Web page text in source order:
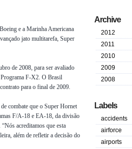
e a Marinha Americana
jato multitarefa, Super
de 2008, para ser avaliado
Programa F-X2. O Brasil
para o final de 2009.
combate que o Super Hornet
F/A-18 e EA-18, da divisão
acreditamos que esta
além de refletir a decisão do
Archive
2012
2011
2010
2009
2008
Labels
accidents
airforce
airports